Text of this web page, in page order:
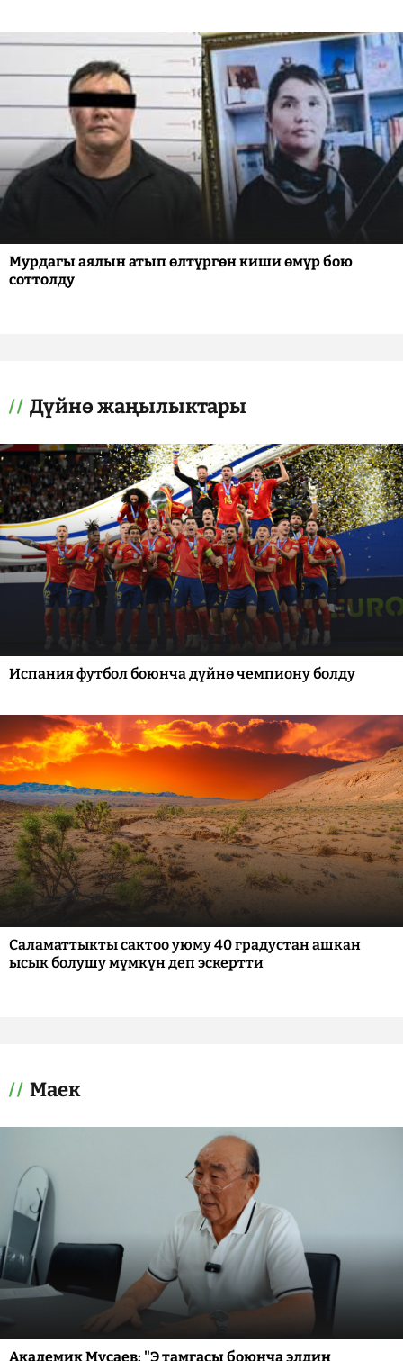
Мурдагы аялын атып өлтүргөн киши өмүр бою
соттолду
Дүйнө жаңылыктары
Испания футбол боюнча дүйнө чемпиону болду
Саламаттыкты сактоо уюму 40 градустан ашкан
ысык болушу мүмкүн деп эскертти
Маек
Академик Мусаев: "Э тамгасы боюнча элдин